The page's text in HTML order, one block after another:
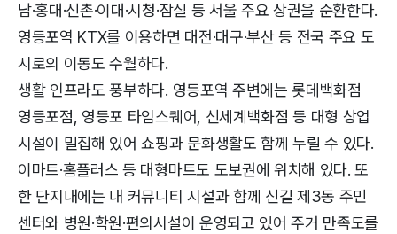
남·홍대·신촌·이대·시청·잠실 등 서울 주요 상권을 순환한다.
영등포역 KTX를 이용하면 대전·대구·부산 등 전국 주요 도
시로의 이동도 수월하다.
생활 인프라도 풍부하다. 영등포역 주변에는 롯데백화점
영등포점, 영등포 타임스퀘어, 신세계백화점 등 대형 상업
시설이 밀집해 있어 쇼핑과 문화생활도 함께 누릴 수 있다.
이마트·홈플러스 등 대형마트도 도보권에 위치해 있다. 또
한 단지내에는 내 커뮤니티 시설과 함께 신길 제3동 주민
센터와 병원·학원·편의시설이 운영되고 있어 주거 만족도를